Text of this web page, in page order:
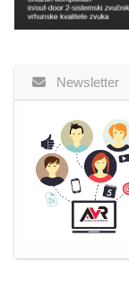
Newsletter